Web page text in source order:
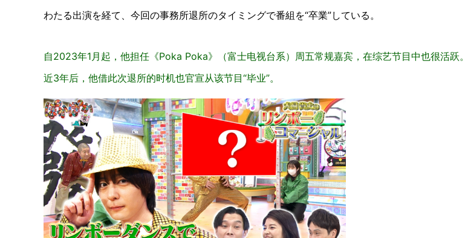
わたる出演を経て、今回の事務所退所のタイミングで番組を“卒業”している。
自2023年1月起，他担任《Poka Poka》（富士电视台系）周五常规嘉宾，在综艺节目中也很活跃
近3年后，他借此次退所的时机也官宣从该节目“毕业”。